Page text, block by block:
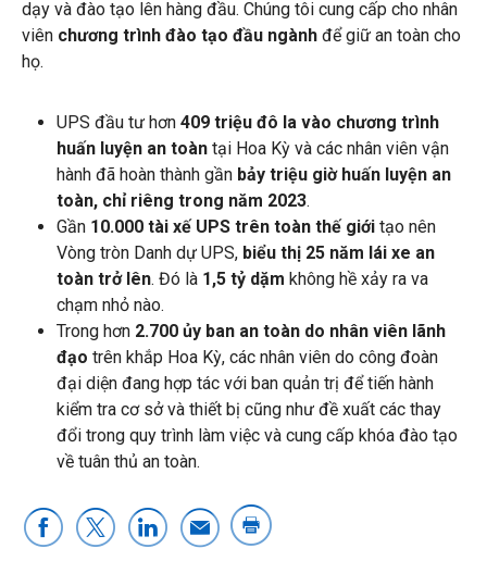
dạy và đào tạo lên hàng đầu. Chúng tôi cung cấp cho nhân
viên chương trình đào tạo đầu ngành để giữ an toàn cho
họ.
UPS đầu tư hơn 409 triệu đô la vào chương trình
huấn luyện an toàn tại Hoa Kỳ và các nhân viên vận
hành đã hoàn thành gần bảy triệu giờ huấn luyện an
toàn, chỉ riêng trong năm 2023.
Gần 10.000 tài xế UPS trên toàn thế giới tạo nên
Vòng tròn Danh dự UPS, biểu thị 25 năm lái xe an
toàn trở lên. Đó là 1,5 tỷ dặm không hề xảy ra va
chạm nhỏ nào.
Trong hơn 2.700 ủy ban an toàn do nhân viên lãnh
đạo trên khắp Hoa Kỳ, các nhân viên do công đoàn
đại diện đang hợp tác với ban quản trị để tiến hành
kiểm tra cơ sở và thiết bị cũng như đề xuất các thay
đổi trong quy trình làm việc và cung cấp khóa đào tạo
về tuân thủ an toàn.